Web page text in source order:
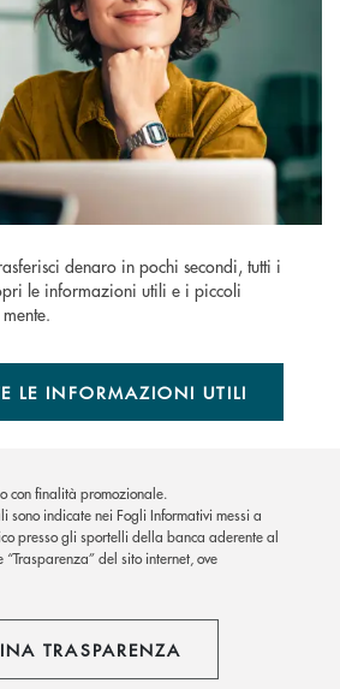
denaro in pochi secondi, tutti i
le informazioni utili e i piccoli
LE INFORMAZIONI UTILI
con finalità promozionale.
sono indicate nei Fogli Informativi messi a
presso gli sportelli della banca aderente al
del sito internet, ove
TRASPARENZA